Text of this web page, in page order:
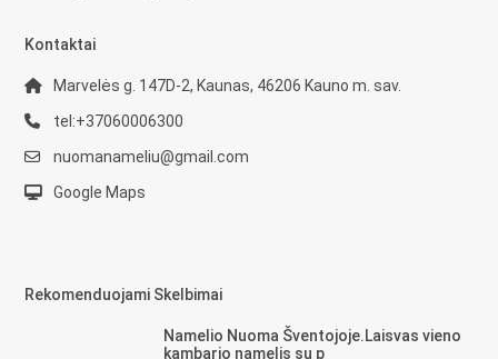
Kontaktai
Marvelės g. 147D-2, Kaunas, 46206 Kauno m. sav.
tel:+37060006300
nuomanameliu@gmail.com
Google Maps
Rekomenduojami Skelbimai
Namelio Nuoma Šventojoje.Laisvas vieno
kambario namelis su p